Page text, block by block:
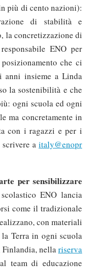
più di cento nazioni):
di stabilità e
la concretizzazione di
ENO per
che ci
anni insieme a Linda
la sostenibilità e che
ogni scuola ed ogni
ma concretamente in
con i ragazzi e per i
scrivere a italy@enopr
per sensibilizzare
ENO lancia
come il tradizionale
con materiali
Terra in ogni scuola
Finlandia, nellariserva
team di educazione